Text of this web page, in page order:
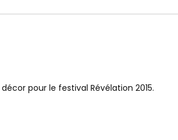
pour le festival Révélation 2015.